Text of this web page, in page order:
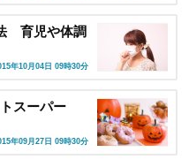
育児や体調
年10月04日 09時30分
スーパー
年09月27日 09時30分